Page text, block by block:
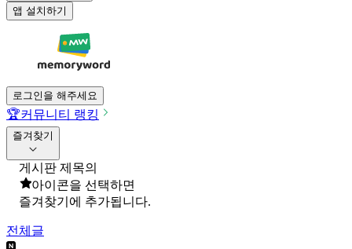
앱 설치하기
로그인을 해주세요
🏆커뮤니티 랭킹
즐겨찾기
게시판 제목의
아이콘을 선택하면
즐겨찾기에 추가됩니다.
전체글